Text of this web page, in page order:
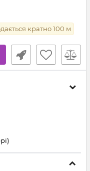
кратно100 м